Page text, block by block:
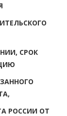
СРОК
РОССИИ ОТ